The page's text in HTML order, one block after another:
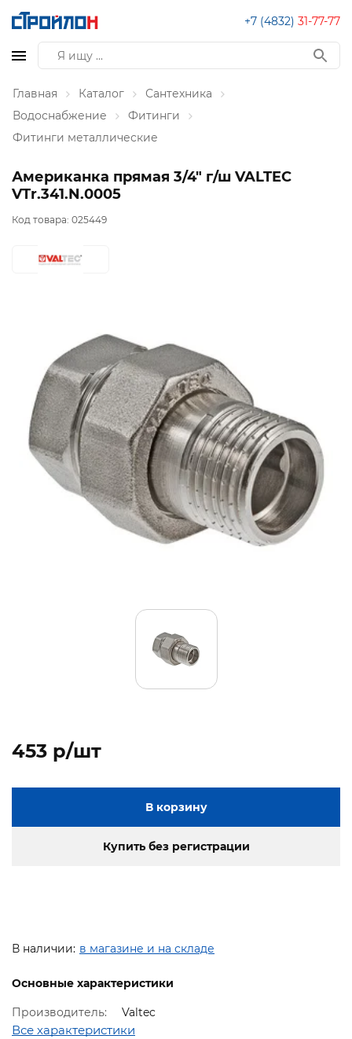
+7 (4832) 31-77-77
Главная Каталог
Сантехника
Водоснабжение
Фитинги
Фитинги металлические
Американка прямая 3/4" г/ш VALTEC
VTr.341.N.0005
Код товара: 025449
453 p/шт
В корзину
Купить без регистрации
В наличии: в магазине и на складе
Основные характеристики
Производитель: Valtec
Все характеристики